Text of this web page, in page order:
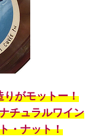
りがモットー！
チュラルワイン
・ナット！